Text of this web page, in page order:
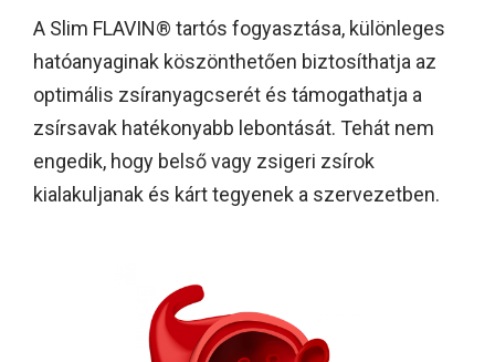
A Slim FLAVIN® tartós fogyasztása, különleges
hatóanyaginak köszönthetően biztosíthatja az
optimális zsíranyagcserét és támogathatja a
zsírsavak hatékonyabb lebontását. Tehát nem
engedik, hogy belső vagy zsigeri zsírok
kialakuljanak és kárt tegyenek a szervezetben.